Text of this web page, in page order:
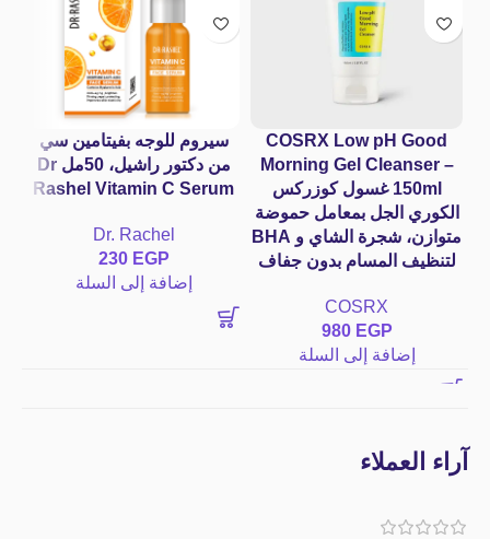
COSRX Low pH Good
Morning Gel Cleanser –
150ml غسول كوزركس
الكوري الجل بمعامل حموضة
متوازن، شجرة الشاي و BHA
لتنظيف المسام بدون جفاف
COSRX
980 EGP
إضافة إلى السلة
سيروم للوجه بفيتامين سي
من دكتور راشيل، 50مل Dr
Rashel Vitamin C Serum
Dr. Rachel
230 EGP
إضافة إلى السلة
آراء العملاء